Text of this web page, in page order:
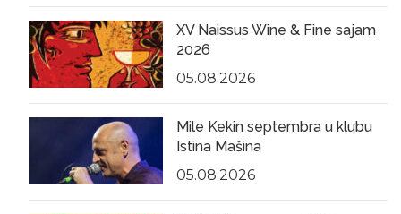
XV Naissus Wine & Fine sajam
2026
05.08.2026
Mile Kekin septembra u klubu
Istina Mašina
05.08.2026